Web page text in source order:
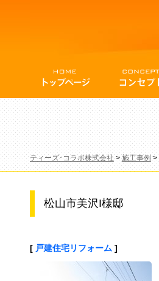
ティーズ･コラボ株式会社>施工事例>
松山市美沢I様邸
[ 戸建住宅リフォーム ]